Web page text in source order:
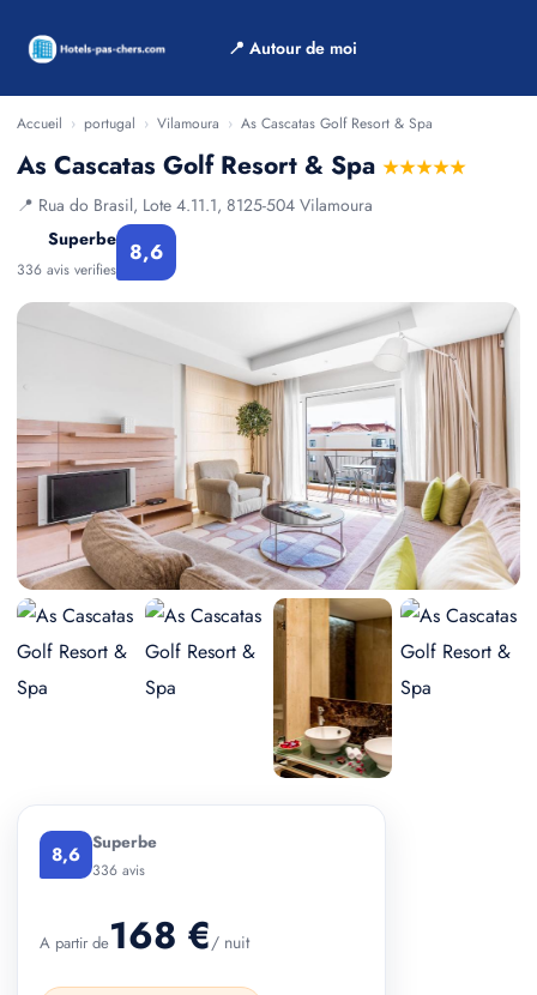
📍 Autour de moi
Accueil › portugal › Vilamoura › As Cascatas Golf Resort & Spa
As Cascatas Golf Resort & Spa ★★★★★
📍 Rua do Brasil, Lote 4.11.1, 8125-504 Vilamoura
Superbe
336 avis verifies
8,6
8,6 Superbe
336 avis
A partir de168 €/ nuit